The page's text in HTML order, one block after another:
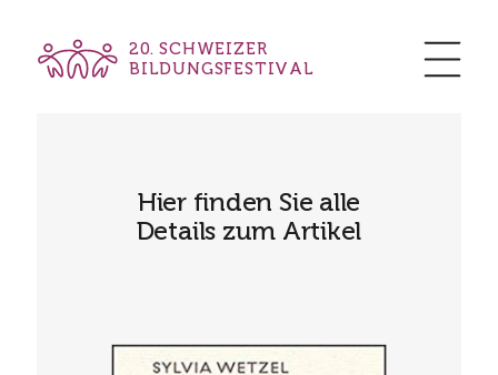
20. SCHWEIZER
BILDUNGSFESTIVAL
Hier finden Sie alle
Details zum Artikel